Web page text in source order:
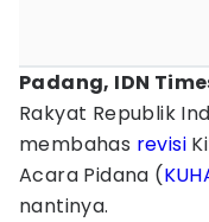
Padang, IDN
Rakyat Republik
membahas revisi
Acara Pidana (
nantinya.